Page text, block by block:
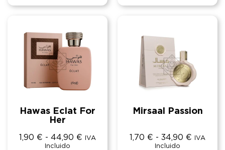
Hawas Eclat For
Her
1,90 € - 44,90 €
IVA
Incluido
Mirsaal Passion
1,70 € - 34,90 €
IVA
Incluido